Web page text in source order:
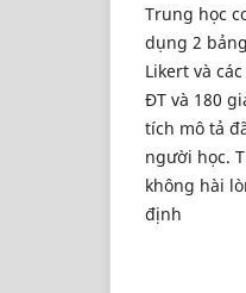
Trung học
dụng 2
Likert và
ĐT và 180
tích mô tả
người học.
không hài
định